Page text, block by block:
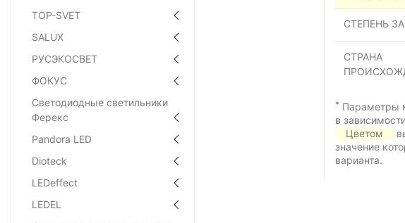
TOP-SVET
SALUX
РУСЭКОСВЕТ
ФОКУС
Светодиодные светильники
Ферекс
Pandora LED
Dioteck
LEDeffect
LEDEL
СТЕПЕНЬ
СТРАНА
* Параметры
в
Цветом
значение
варианта.